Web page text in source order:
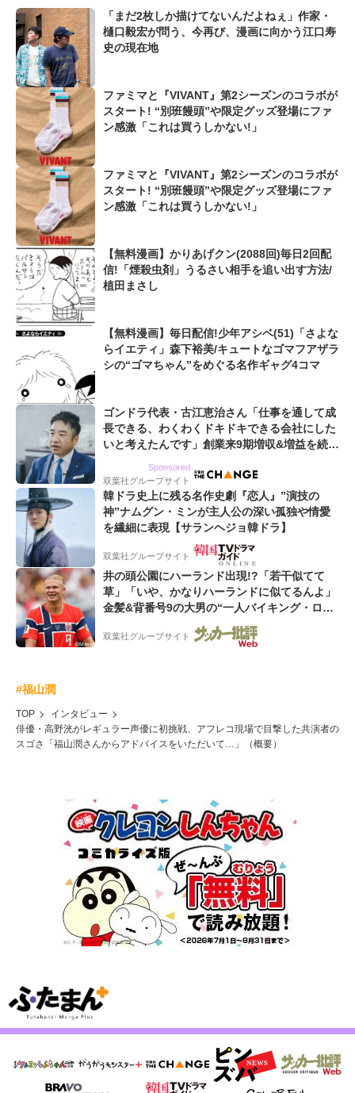
「まだ2枚しか描けてないんだよねぇ」作家・
樋口毅宏が問う、今再び、漫画に向かう江口寿
史の現在地
ファミマと『VIVANT』第2シーズンのコラボが
スタート! “別班饅頭”や限定グッズ登場にファ
ン感激「これは買うしかない!」
ファミマと『VIVANT』第2シーズンのコラボが
スタート! “別班饅頭”や限定グッズ登場にファ
ン感激「これは買うしかない!」
【無料漫画】かりあげクン(2088回)毎日2回配
信!「煙殺虫剤」うるさい相手を追い出す方法/
植田まさし
【無料漫画】毎日配信!少年アシベ(51)「さよな
らイエティ」森下裕美/キュートなゴマフアザラ
シの“ゴマちゃん”をめぐる名作ギャグ4コマ
ゴンドラ代表・古江恵治さん「仕事を通して成
長できる、わくわくドキドキできる会社にした
いと考えたんです」創業来9期増収&増益を続け
Sponsored
双葉社グループサイト
韓ドラ史上に残る名作史劇『恋人』”演技の
神”ナムグン・ミンが主人公の深い孤独や情愛
を繊細に表現【サランヘジョ韓ドラ】
双葉社グループサイト
井の頭公園にハーランド出現!?「若干似てて
草」「いや、かなりハーランドに似てるんよ」
金髪&背番号9の大男の“一人バイキング・ロ
ー”映像が話題!「元気をもらった」
双葉社グループサイト
#福山潤
TOP
インタビュー
俳優・高野洸がレギュラー声優に初挑戦、アフレコ現場で目撃した共演者の
スゴさ「福山潤さんからアドバイスをいただいて…」（概要）